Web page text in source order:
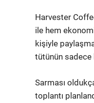
Harvester
ile hem
kişiyle
tütünün sadece
Sarması
toplantı